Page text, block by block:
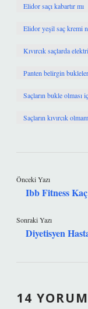
Elidor saçı kabartır mı
Elidor yeşil saç kremi
Kıvırcık saçlarda
Panten belirgin
Saçların bukle olması
Saçların kıvırcık
Önceki Yazı
Ibb Fitness
Sonraki Yazı
Diyetisyen
14 YORUM